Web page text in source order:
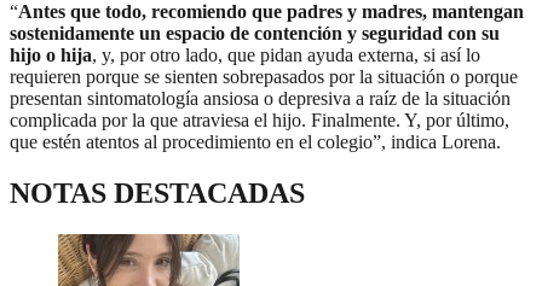
“Antes que todo, recomiendo que padres y madres, mantengan
sostenidamente un espacio de contención y seguridad con su
hijo o hija, y, por otro lado, que pidan ayuda externa, si así lo
requieren porque se sienten sobrepasados por la situación o porque
presentan sintomatología ansiosa o depresiva a raíz de la situación
complicada por la que atraviesa el hijo. Finalmente. Y, por último,
que estén atentos al procedimiento en el colegio”, indica Lorena.
NOTAS DESTACADAS